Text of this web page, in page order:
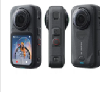
3.2. Sony FE 24mm
Lens Sony FE 24mm